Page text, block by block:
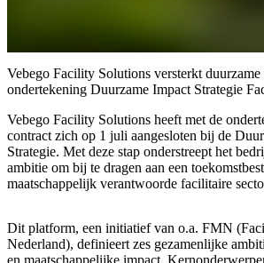
Vebego Facility Solutions versterkt duurzame
ondertekening Duurzame Impact Strategie
Vebego Facility Solutions heeft met de
contract zich op 1 juli aangesloten bij de
Strategie. Met deze stap onderstreept het
ambitie om bij te dragen aan een
maatschappelijk verantwoorde facilitaire
Dit platform, een initiatief van o.a. FMN
Nederland), definieert zes gezamenlijke
en maatschappelijke impact.